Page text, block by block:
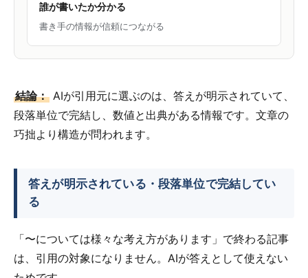
誰が書いたか分かる
書き手の情報が信頼につながる
結論： AIが引用元に選ぶのは、答えが明示されていて、
段落単位で完結し、数値と出典がある情報です。文章の
巧拙より構造が問われます。
答えが明示されている・段落単位で完結してい
る
「〜については様々な考え方があります」で終わる記事
は、引用の対象になりません。AIが答えとして使えない